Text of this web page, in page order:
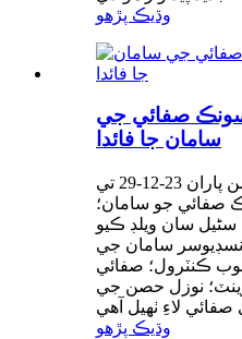
وڌيڪ پڙهو
صفائي جي
سامان جا فائدا
23-12-29 تي
صفائي جو سامان؛
سٹیل سان ويلڊ ڪيو
سامان جي
ڪنٽرول؛ صفائي
نوزل حصن جي
وڌيڪ پڙهو